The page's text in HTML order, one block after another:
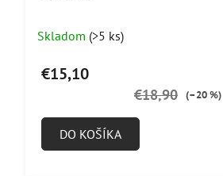
hodnotenie
produktu
5
Skladom (>5 ks)
€15,10
€18,90 (–20 %)
DO KOŠÍKA